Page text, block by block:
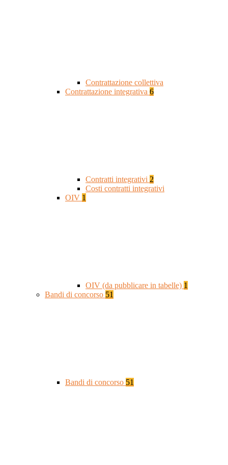
Contrattazione collettiva
Contrattazione integrativa 6
Contratti integrativi 2
Costi contratti integrativi
OIV 1
OIV (da pubblicare in tabelle) 1
Bandi di concorso 51
Bandi di concorso 51